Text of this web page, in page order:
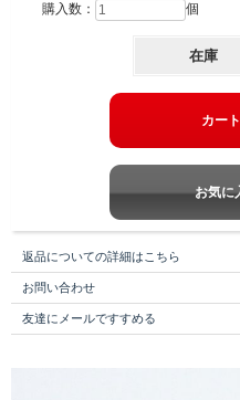
購入数： 個
在庫
返品についての詳細はこちら
お問い合わせ
友達にメールですすめる